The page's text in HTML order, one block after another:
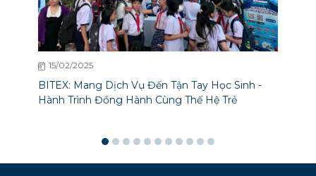
15/02/2025
BITEX: Mang Dịch Vụ Đến Tận Tay Học Sinh -
Hành Trình Đồng Hành Cùng Thế Hệ Trẻ